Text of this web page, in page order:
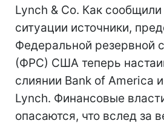
Lynch & Co. Как сообщили
ситуации источники,
Федеральной резервной
(ФРС) США теперь
слиянии Bank of America
Lynch. Финансовые
опасаются, что вслед за